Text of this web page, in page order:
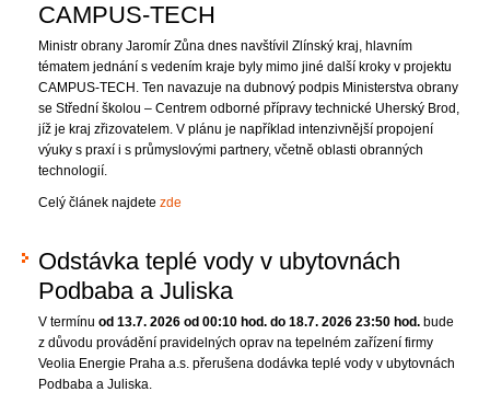
CAMPUS-TECH
Ministr obrany Jaromír Zůna dnes navštívil Zlínský kraj, hlavním
tématem jednání s vedením kraje byly mimo jiné další kroky v projektu
CAMPUS-TECH. Ten navazuje na dubnový podpis Ministerstva obrany
se Střední školou – Centrem odborné přípravy technické Uherský Brod,
jíž je kraj zřizovatelem. V plánu je například intenzivnější propojení
výuky s praxí i s průmyslovými partnery, včetně oblasti obranných
technologií.
Celý článek najdete zde
Odstávka teplé vody v ubytovnách
Podbaba a Juliska
V termínu od 13.7. 2026 od 00:10 hod. do 18.7. 2026 23:50 hod. bude
z důvodu provádění pravidelných oprav na tepelném zařízení firmy
Veolia Energie Praha a.s. přerušena dodávka teplé vody v ubytovnách
Podbaba a Juliska.